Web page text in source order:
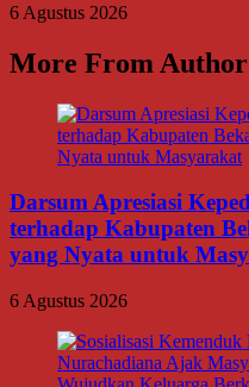
6 Agustus 2026
More From Author
Darsum Apresiasi
terhadap Kabupaten
yang Nyata untuk
6 Agustus 2026